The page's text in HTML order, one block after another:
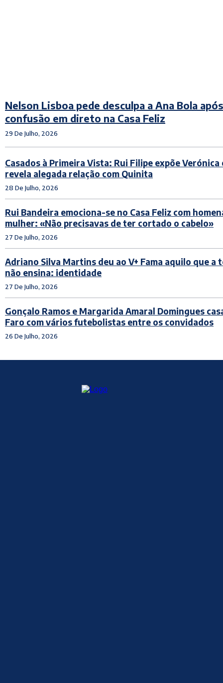
Nelson Lisboa pede desculpa a Ana Bola após
confusão em direto na Casa Feliz
29 De Julho, 2026
Casados à Primeira Vista: Rui Filipe expõe Verónica
revela alegada relação com Quinita
28 De Julho, 2026
Rui Bandeira emociona-se no Casa Feliz com
mulher: «Não precisavas de ter cortado o cabelo»
27 De Julho, 2026
Adriano Silva Martins deu ao V+ Fama aquilo que a
não ensina: identidade
27 De Julho, 2026
Gonçalo Ramos e Margarida Amaral Domingues
Faro com vários futebolistas entre os convidados
26 De Julho, 2026